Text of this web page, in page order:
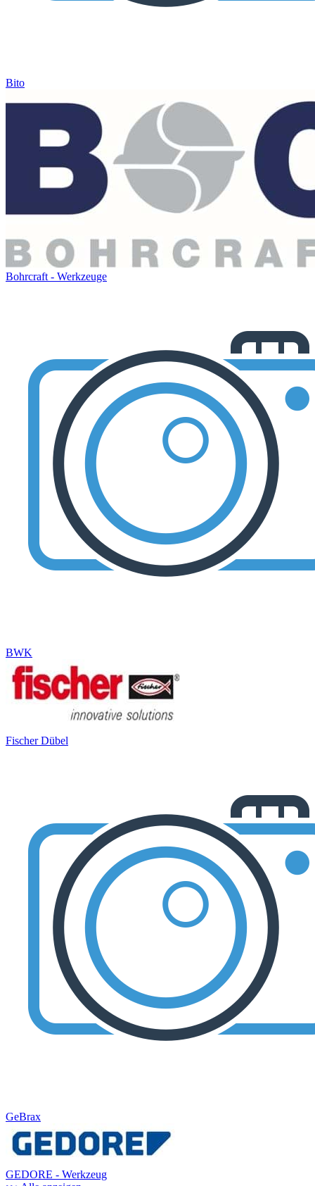
Bito
Bohrcraft - Werkzeuge
BWK
Fischer Dübel
GeBrax
GEDORE - Werkzeug